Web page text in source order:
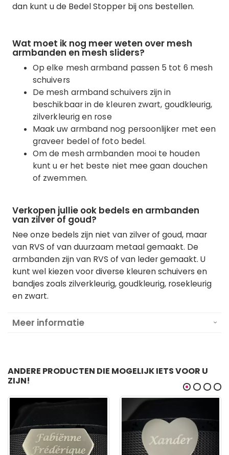
dan kunt u de Bedel Stopper bij ons bestellen.
Wat moet ik nog meer weten over mesh
armbanden en mesh sliders?
Op elke mesh armband passen 5 tot 6 mesh
schuivers
De mesh armband schuivers zijn in
beschikbaar in de kleuren zwart, goudkleurig,
zilverkleurig en rose
Maak uw armband nog persoonlijker met een
graveer bedel of foto bedel.
Om de mesh armbanden mooi te houden
kunt u er het beste niet mee gaan douchen
of zwemmen.
Verkopen jullie ook bedels en armbanden
van zilver of goud?
Nee onze bedels zijn niet van zilver of goud, maar
van RVS of van duurzaam metaal gemaakt. De
armbanden zijn van RVS of van leder gemaakt. U
kunt wel kiezen voor diverse kleuren schuivers en
bandjes zoals zilverkleurig, goudkleurig, rosekleurig
en zwart.
Meer informatie
ANDERE PRODUCTEN DIE MOGELIJK IETS VOOR U
ZIJN!